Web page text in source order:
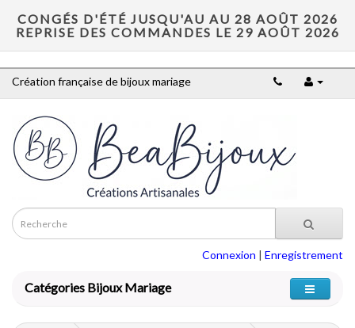
CONGÉS D'ÉTÉ JUSQU'AU AU 28 AOÛT 2026
REPRISE DES COMMANDES LE 29 AOÛT 2026
Création française de bijoux mariage
Connexion | Enregistrement
Catégories Bijoux Mariage